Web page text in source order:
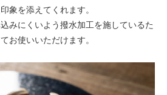
象を添えてくれます。
みにくいよう撥水加工を施しているた
お使いいただけます。